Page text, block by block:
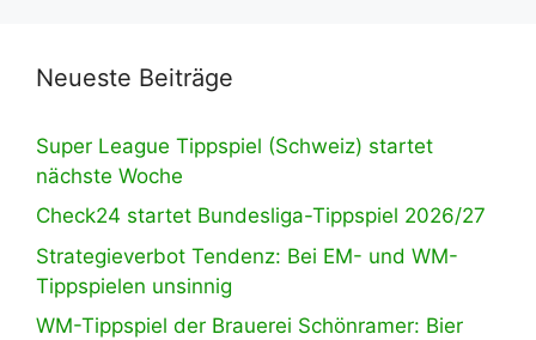
Neueste Beiträge
Super League Tippspiel (Schweiz) startet
nächste Woche
Check24 startet Bundesliga-Tippspiel 2026/27
Strategieverbot Tendenz: Bei EM- und WM-
Tippspielen unsinnig
WM-Tippspiel der Brauerei Schönramer: Bier